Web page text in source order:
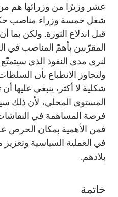
عشر وزيرًا من وزرائها هم
شغل خمسة وزراء مناصب
قبل اندلاع الثورة. ولكن
المقرّبين بأهمّ المناصب في
لنرى مدى النفوذ الذي سيتمتّع
ولتجاوز الانطباع بأن
شكلية لا أكثر، ينبغي عليها
المستوى المحلي، لأن ذلك
فرصة المساهمة في
فمن الأهمية بمكان الحرص
في العملية السياسية
بلادهم.
خاتمة